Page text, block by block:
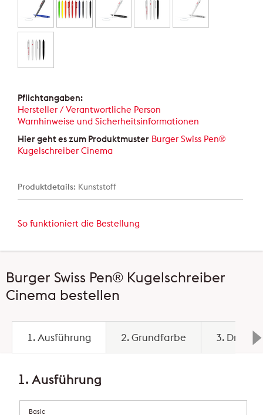
Pflichtangaben:
Hersteller / Verantwortliche Person
Warnhinweise und Sicherheitsinformationen
Hier geht es zum Produktmuster Burger Swiss Pen®
Kugelschreiber Cinema
Produktdetails: Kunststoff
So funktioniert die Bestellung
Burger Swiss Pen® Kugelschreiber
Cinema bestellen
1. Ausführung 2. Grundfarbe 3.
1. Ausführung
Basic